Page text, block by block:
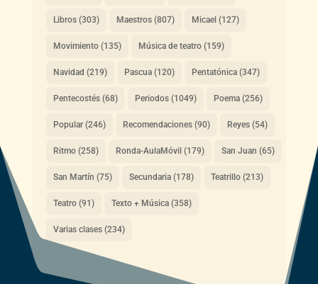
Libros(303) Maestros(807) Micael (127)
Movimiento(135) Música de teatro(159)
Navidad (219) Pascua(120) Pentatónica(347)
Pentecostés(68) Periodos(1049) Poema(256)
Popular(246) Recomendaciones(90) Reyes(54)
Ritmo(258) Ronda-AulaMóvil (179) San Juan (65)
San Martín (75) Secundaria(178) Teatrillo(213)
Teatro(91) Texto + Música(358)
Varias clases(234)